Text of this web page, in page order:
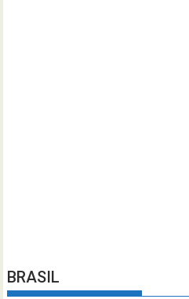
BRASIL